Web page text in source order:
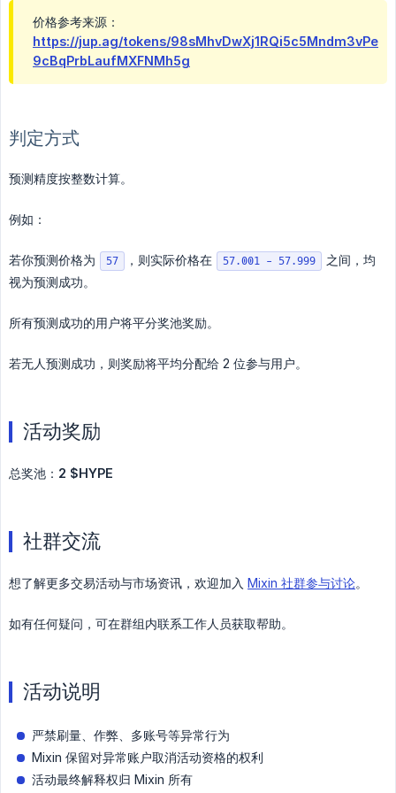
价格参考来源：
https://jup.ag/tokens/98sMhvDwXj1RQi5c5Mndm3vPe
9cBqPrbLaufMXFNMh5g
判定方式
预测精度按整数计算。
例如：
若你预测价格为 57 ，则实际价格在 57.001 - 57.999
之间，均
视为预测成功。
所有预测成功的用户将平分奖池奖励。
若无人预测成功，则奖励将平均分配给 2 位参与用户。
活动奖励
总奖池： 2 $HYPE
社群交流
想了解更多交易活动与市场资讯，欢迎加入 Mixin 社群参与讨论。
如有任何疑问，可在群组内联系工作人员获取帮助。
活动说明
严禁刷量、作弊、多账号等异常行为
Mixin 保留对异常账户取消活动资格的权利
活动最终解释权归 Mixin 所有